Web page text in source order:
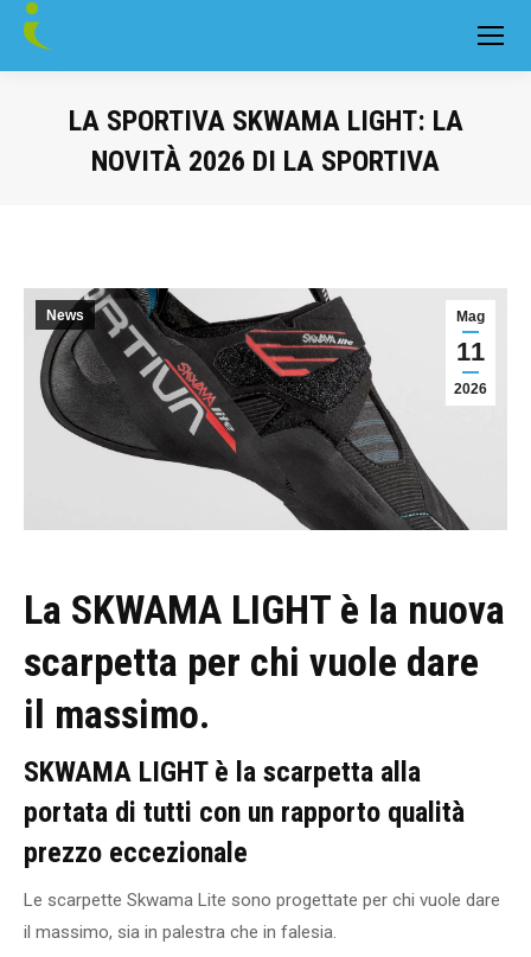
LA SPORTIVA SKWAMA LIGHT: LA
NOVITÀ 2026 DI LA SPORTIVA
Mag
11
2026
News
La SKWAMA LIGHT è la nuova
scarpetta per chi vuole dare
il massimo.
SKWAMA LIGHT è la scarpetta alla
portata di tutti con un rapporto qualità
prezzo eccezionale
Le scarpette Skwama Lite sono progettate per chi vuole dare
il massimo, sia in palestra che in falesia.